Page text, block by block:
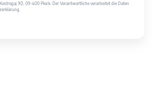
9D, 09-400 Płock. Der Verantwortliche verarbeitet die Daten